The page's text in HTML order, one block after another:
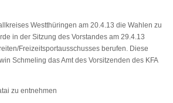
Westthüringen am 20.4.13 die Wahlen zu
in der Sitzung des Vorstandes am 29.4.13
Freizeitsportausschusses berufen. Diese
Schmeling das Amt des Vorsitzenden des KFA
zu entnehmen